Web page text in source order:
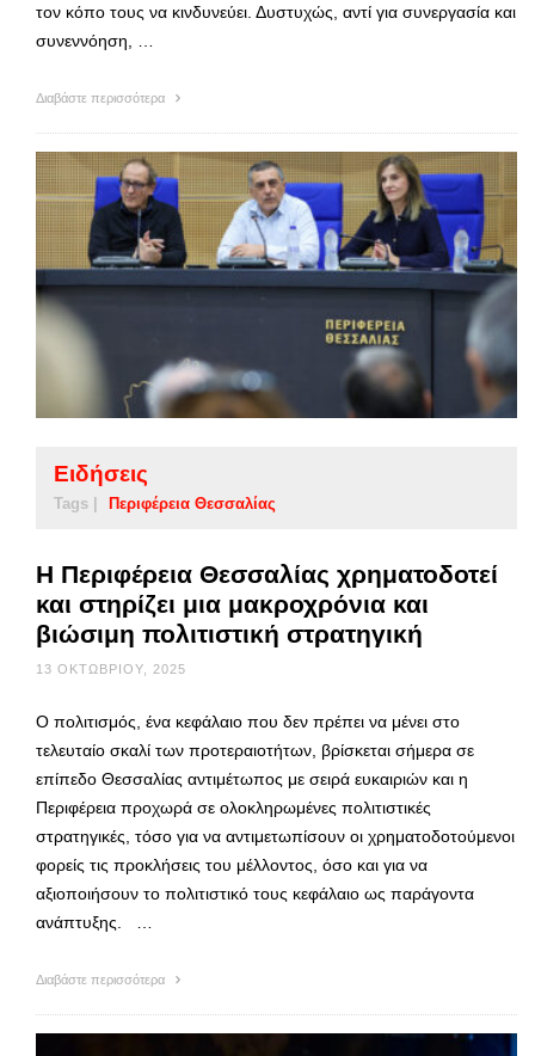
τον κόπο τους να κινδυνεύει. Δυστυχώς, αντί για συνεργασία και
συνεννόηση, …
Διαβάστε περισσότερα
Ειδήσεις
Tags | Περιφέρεια Θεσσαλίας
Η Περιφέρεια Θεσσαλίας χρηματοδοτεί
και στηρίζει μια μακροχρόνια και
βιώσιμη πολιτιστική στρατηγική
13 ΟΚΤΩΒΡΊΟΥ, 2025
Ο πολιτισμός, ένα κεφάλαιο που δεν πρέπει να μένει στο
τελευταίο σκαλί των προτεραιοτήτων, βρίσκεται σήμερα σε
επίπεδο Θεσσαλίας αντιμέτωπος με σειρά ευκαιριών και η
Περιφέρεια προχωρά σε ολοκληρωμένες πολιτιστικές
στρατηγικές, τόσο για να αντιμετωπίσουν οι χρηματοδοτούμενοι
φορείς τις προκλήσεις του μέλλοντος, όσο και για να
αξιοποιήσουν το πολιτιστικό τους κεφάλαιο ως παράγοντα
ανάπτυξης. …
Διαβάστε περισσότερα